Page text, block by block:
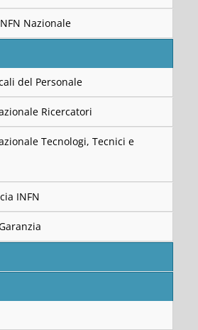
Nazionale
del Personale
Ricercatori
Tecnologi, Tecnici e
INFN